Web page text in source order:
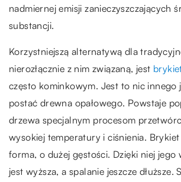
nadmiernej emisji zanieczyszczających
substancji.
Korzystniejszą alternatywą dla
nierozłącznie z nim związaną, jest
często kominkowym. Jest to nic innego
postać drewna opałowego. Powstaje
drzewa specjalnym procesom
wysokiej temperatury i ciśnienia.
forma, o dużej gęstości. Dzięki niej jego
jest wyższa, a spalanie jeszcze dłuższe.